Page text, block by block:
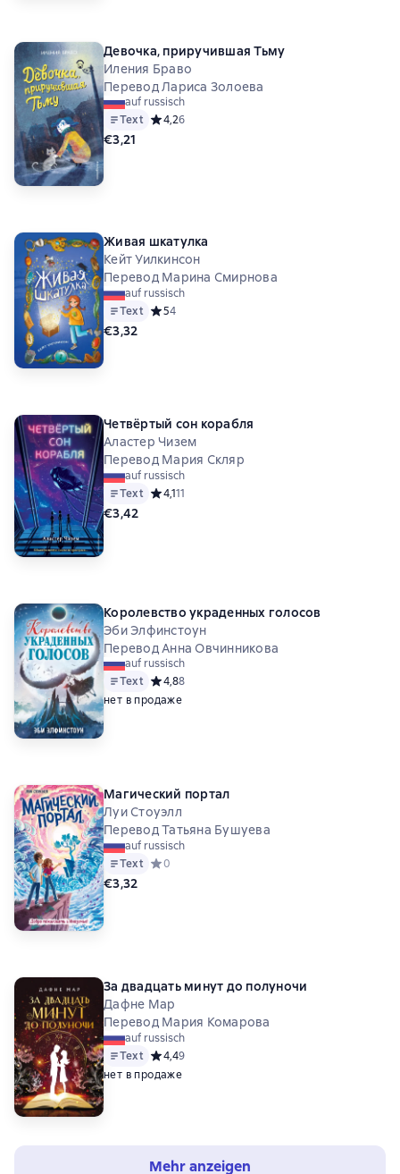
Девочка, приручившая Тьму
Иления Браво
Перевод Лариса Золоева
auf russisch
Text Средний рейтинг 4,2 на основе 6 оценок
4,26
€3,21
Живая шкатулка
Кейт Уилкинсон
Перевод Марина Смирнова
auf russisch
Text Средний рейтинг 5 на основе 4 оценок
54
€3,32
Четвёртый сон корабля
Аластер Чизем
Перевод Мария Скляр
auf russisch
Text Средний рейтинг 4,1 на основе 11 оценок
4,111
€3,42
Королевство украденных голосов
Эби Элфинстоун
Перевод Анна Овчинникова
auf russisch
Text Средний рейтинг 4,8 на основе 8 оценок
4,88
нет в продаже
Магический портал
Луи Стоуэлл
Перевод Татьяна Бушуева
auf russisch
Text Средний рейтинг 0 на основе 0 оценок
0
€3,32
За двадцать минут до полуночи
Дафне Мар
Перевод Мария Комарова
auf russisch
Text Средний рейтинг 4,4 на основе 9 оценок
4,49
нет в продаже
Mehr anzeigen